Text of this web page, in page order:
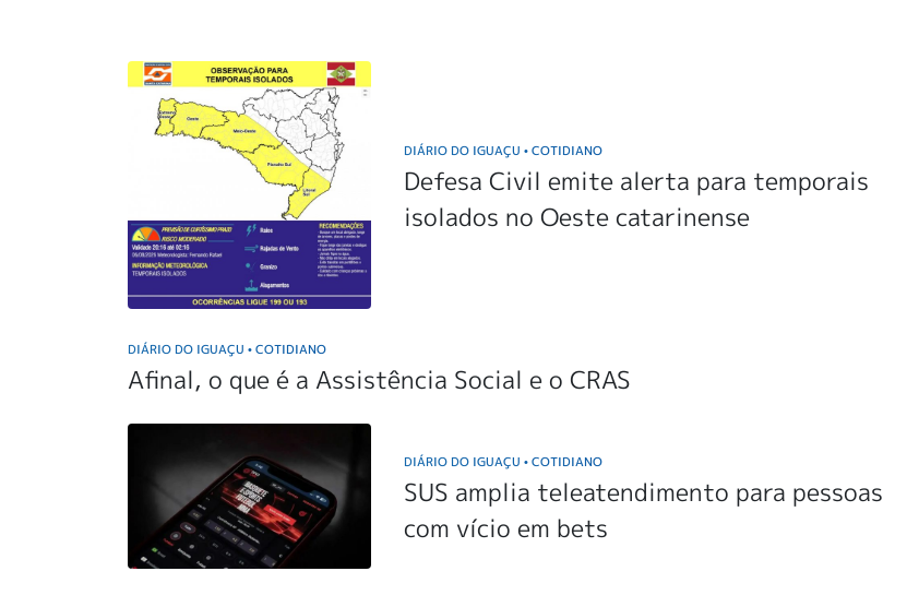
DIÁRIO DO IGUAÇU• COTIDIANO
Defesa Civil emite alerta para temporais
isolados no Oeste catarinense
DIÁRIO DO IGUAÇU • COTIDIANO
Afinal, o que é a Assistência Social e o CRAS
DIÁRIO DO IGUAÇU• COTIDIANO
SUS amplia teleatendimento para pessoas
com vício em bets